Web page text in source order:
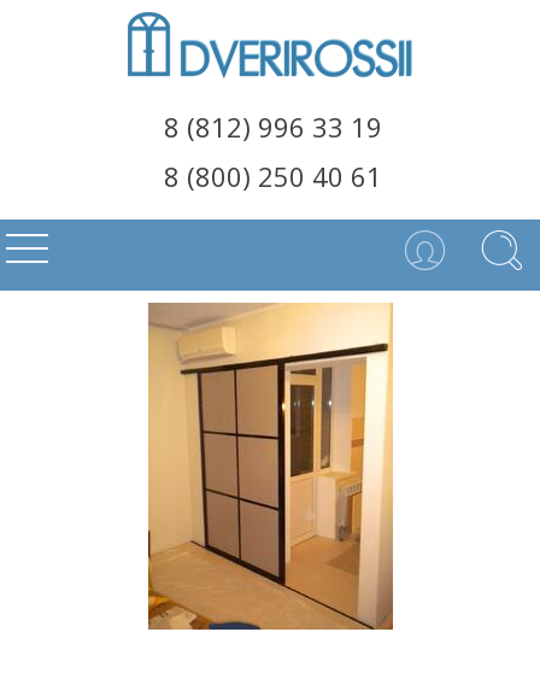
8 (812) 996 33 19
8 (800) 250 40 61